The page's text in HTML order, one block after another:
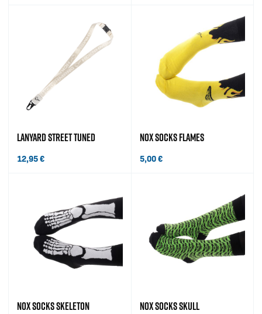
LANYARD STREET TUNED
12,95€
NOX SOCKS FLAMES
5,00€
NOX SOCKS SKELETON NOX SOCKS SKULL